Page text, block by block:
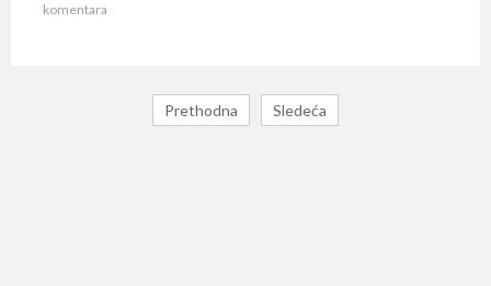
komentara
Prethodna Sledeća